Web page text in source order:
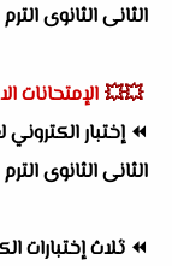
الثانى الثانوى
💥💥الإمتحانات
⏪إختبار
الثانى الثانوى
⏪ ثلاث إختبارات